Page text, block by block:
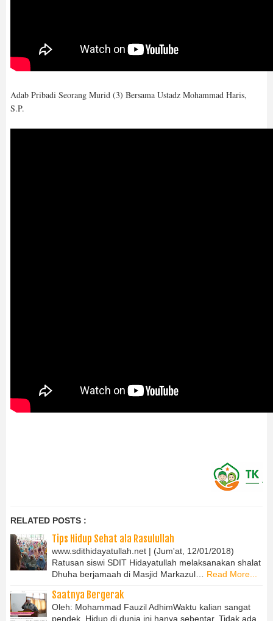
Adab Pribadi Seorang Murid (3) Bersama Ustadz Mohammad Haris,
S.P.
RELATED POSTS :
Tips Hidup Sehat ala Rasulullah
www.sdithidayatullah.net | (Jum'at, 12/01/2018)
Ratusan siswi SDIT Hidayatullah melaksanakan shalat
Dhuha berjamaah di Masjid Markazul…
Read More...
Saatnya Bergerak
Oleh: Mohammad Fauzil Adhim⁣⁣Waktu kalian sangat
pendek. Hidup di dunia ini hanya sebentar. Tidak ada